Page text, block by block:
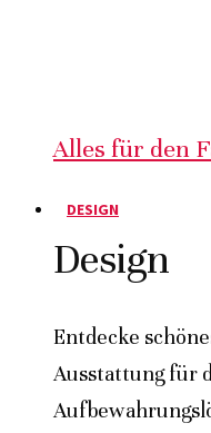
Alles für den
DESIGN
Design
Entdecke
Ausstattung für